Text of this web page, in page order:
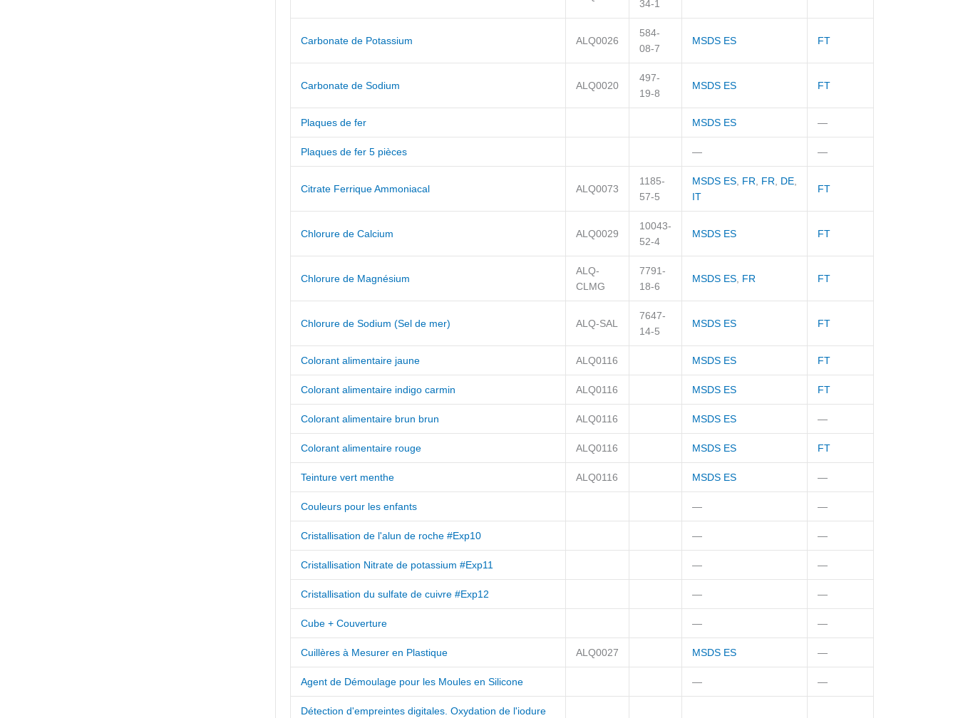
34-1
Carbonate de Potassium ALQ0026
584-
08-7
MSDS ES FT
Carbonate de Sodium ALQ0020
497-
19-8
MSDS ES FT
Plaques de fer MSDS ES —
Plaques de fer 5 pièces — —
Citrate Ferrique Ammoniacal ALQ0073
1185-
57-5
MSDS ES, FR, FR, DE,
IT
FT
Chlorure de Calcium ALQ0029
10043-
52-4
MSDS ES FT
Chlorure de Magnésium
ALQ-
CLMG
7791-
18-6
MSDS ES, FR FT
Chlorure de Sodium (Sel de mer) ALQ-SAL
7647-
14-5
MSDS ES FT
Colorant alimentaire jaune ALQ0116 MSDS ES FT
Colorant alimentaire indigo carmin ALQ0116 MSDS ES FT
Colorant alimentaire brun brun ALQ0116 MSDS ES —
Colorant alimentaire rouge ALQ0116 MSDS ES FT
Teinture vert menthe ALQ0116 MSDS ES —
Couleurs pour les enfants — —
Cristallisation de l'alun de roche #Exp10 — —
Cristallisation Nitrate de potassium #Exp11 — —
Cristallisation du sulfate de cuivre #Exp12 — —
Cube + Couverture — —
Cuillères à Mesurer en Plastique ALQ0027 MSDS ES —
Agent de Démoulage pour les Moules en Silicone — —
Détection d'empreintes digitales. Oxydation de l'iodure